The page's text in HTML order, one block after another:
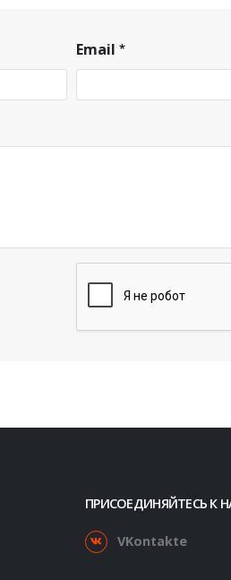
Email
ПРИСОЕДИНЯЙТЕСЬ К
VKontakte